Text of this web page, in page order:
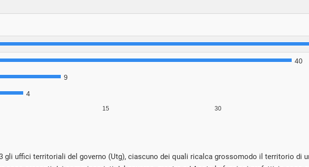
gli uffici territoriali del governo (Utg), ciascuno dei quali ricalca grossomodo il territorio di